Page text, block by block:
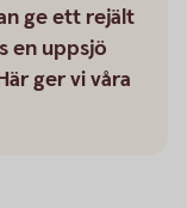
ge ett rejält
en uppsjö
ger vi våra